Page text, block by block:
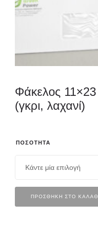
Φάκελος
(γκρι, λαχανί)
ΠΟΣΌΤΗΤΑ
ΠΡΟΣΘΉΚΗ ΣΤΟ